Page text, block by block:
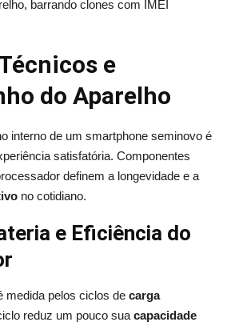
barrando clones com IMEI
e
do Aparelho
interno de um smartphone seminovo é
satisfatória. Componentes
definem a longevidade e a
no cotidiano.
e Eficiência do
medida pelos ciclos de carga
reduz um pouco sua capacidade